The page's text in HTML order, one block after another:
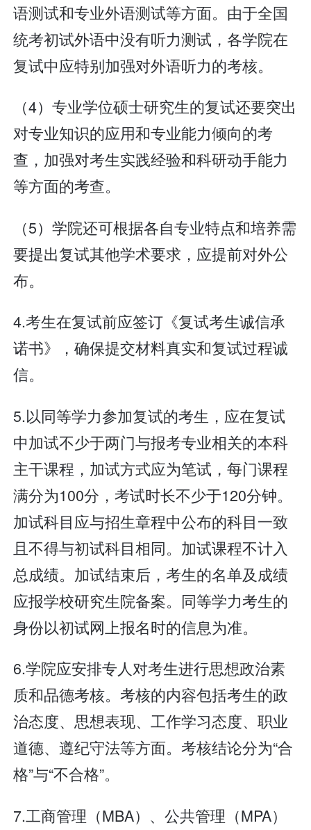
语测试和专业外语测试等方面。由于全国
统考初试外语中没有听力测试，各学院在
复试中应特别加强对外语听力的考核。
（4）专业学位硕士研究生的复试还要突出
对专业知识的应用和专业能力倾向的考
查，加强对考生实践经验和科研动手能力
等方面的考查。
（5）学院还可根据各自专业特点和培养需
要提出复试其他学术要求，应提前对外公
布。
4.考生在复试前应签订《复试考生诚信承
诺书》，确保提交材料真实和复试过程诚
信。
5.以同等学力参加复试的考生，应在复试
中加试不少于两门与报考专业相关的本科
主干课程，加试方式应为笔试，每门课程
满分为100分，考试时长不少于120分钟。
加试科目应与招生章程中公布的科目一致
且不得与初试科目相同。加试课程不计入
总成绩。加试结束后，考生的名单及成绩
应报学校研究生院备案。同等学力考生的
身份以初试网上报名时的信息为准。
6.学院应安排专人对考生进行思想政治素
质和品德考核。考核的内容包括考生的政
治态度、思想表现、工作学习态度、职业
道德、遵纪守法等方面。考核结论分为“合
格”与“不合格”。
7.工商管理（MBA）、公共管理（MPA）